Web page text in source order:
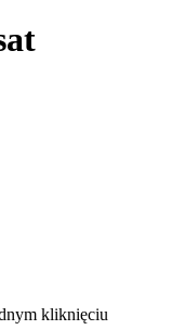
kliknięciu